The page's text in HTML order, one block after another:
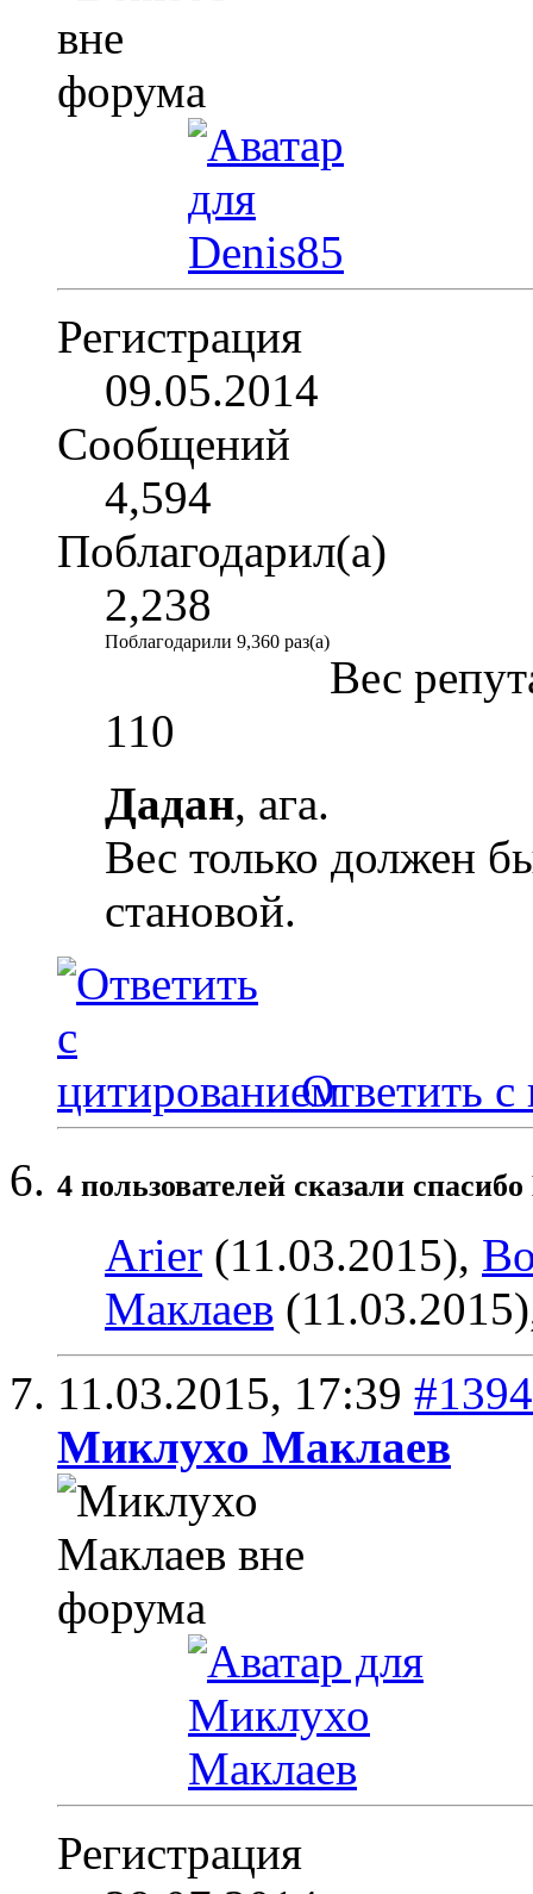
Регистрация
09.05.2014
Сообщений
4,594
Поблагодарил(а)
2,238
Поблагодарили 9,360 раз(а)
Вес
110
Дадан, ага.
Вес только должен
становой.
Ответить с
4 пользователей сказали
Arier (11.03.2015),
Маклаев
11.03.2015, 17:39 #1394
Миклухо Маклаев
Регистрация